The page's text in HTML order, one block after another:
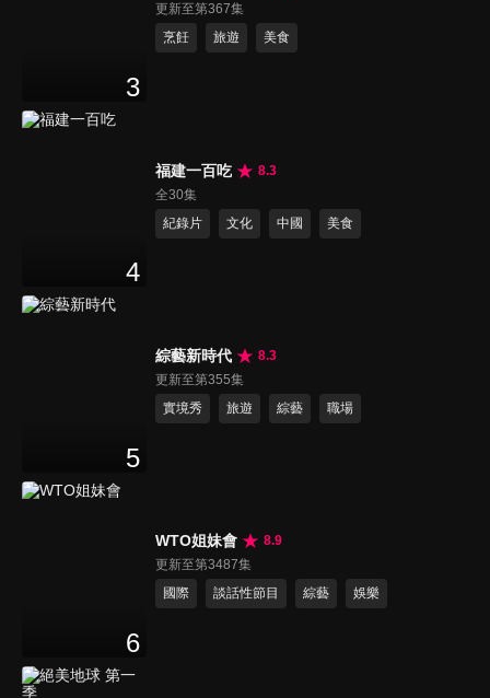
3
更新至第367集
烹飪
旅遊 美食
4
福建一百吃
8.3
全30集
紀錄片
文化 中國 美食
5
綜藝新時代
8.3
更新至第355集
實境秀
旅遊 綜藝 職場
6
WTO姐妹會
8.9
更新至第3487集
國際
談話性節目 綜藝 娛樂